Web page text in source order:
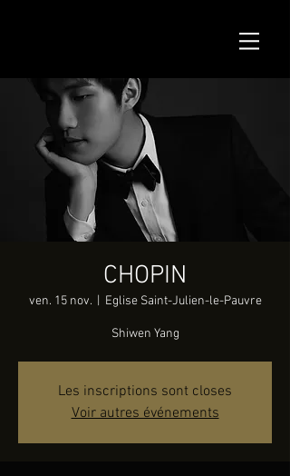
CHOPIN
ven. 15 nov.
  |
Eglise Saint-Julien-le-Pauvre
Shiwen Yang
Les inscriptions sont closes
Voir autres événements